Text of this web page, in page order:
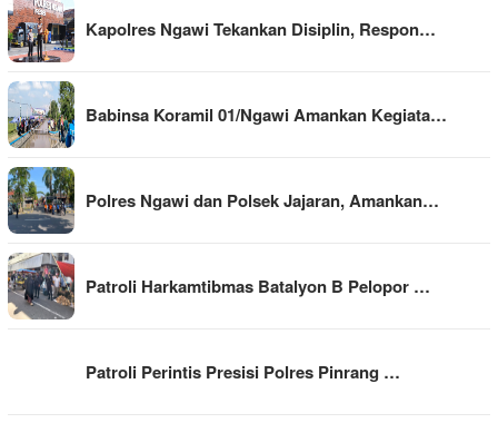
Kapolres Ngawi Tekankan Disiplin, Respon…
Babinsa Koramil 01/Ngawi Amankan Kegiata…
Polres Ngawi dan Polsek Jajaran, Amankan…
Patroli Harkamtibmas Batalyon B Pelopor …
Patroli Perintis Presisi Polres Pinrang …